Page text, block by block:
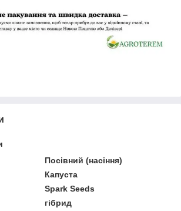
Посівний (насіння)
Капуста
Spark Seeds
гібрид